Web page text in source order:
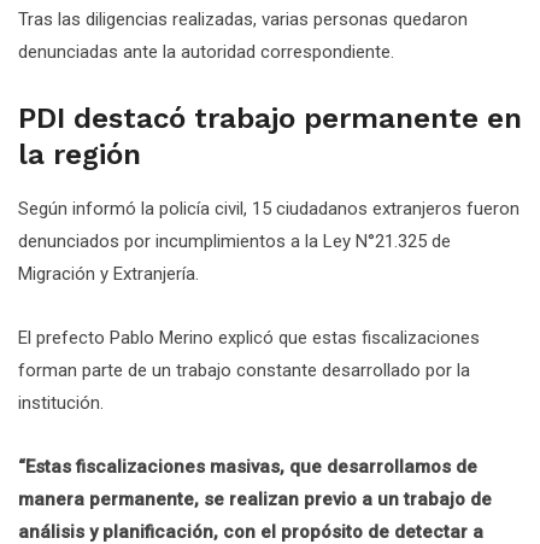
Tras las diligencias realizadas, varias personas quedaron
denunciadas ante la autoridad correspondiente.
PDI destacó trabajo permanente en
la región
Según informó la policía civil, 15 ciudadanos extranjeros fueron
denunciados por incumplimientos a la Ley N°21.325 de
Migración y Extranjería.
El prefecto Pablo Merino explicó que estas fiscalizaciones
forman parte de un trabajo constante desarrollado por la
institución.
“Estas fiscalizaciones masivas, que desarrollamos de
manera permanente, se realizan previo a un trabajo de
análisis y planificación, con el propósito de detectar a